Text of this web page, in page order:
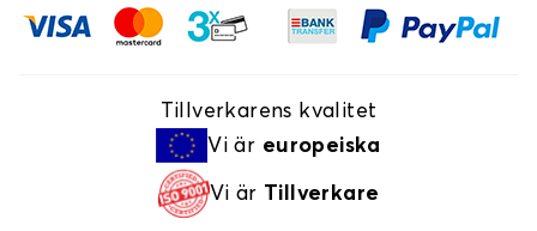
Tillverkarens kvalitet
Vi är europeiska
Vi är Tillverkare